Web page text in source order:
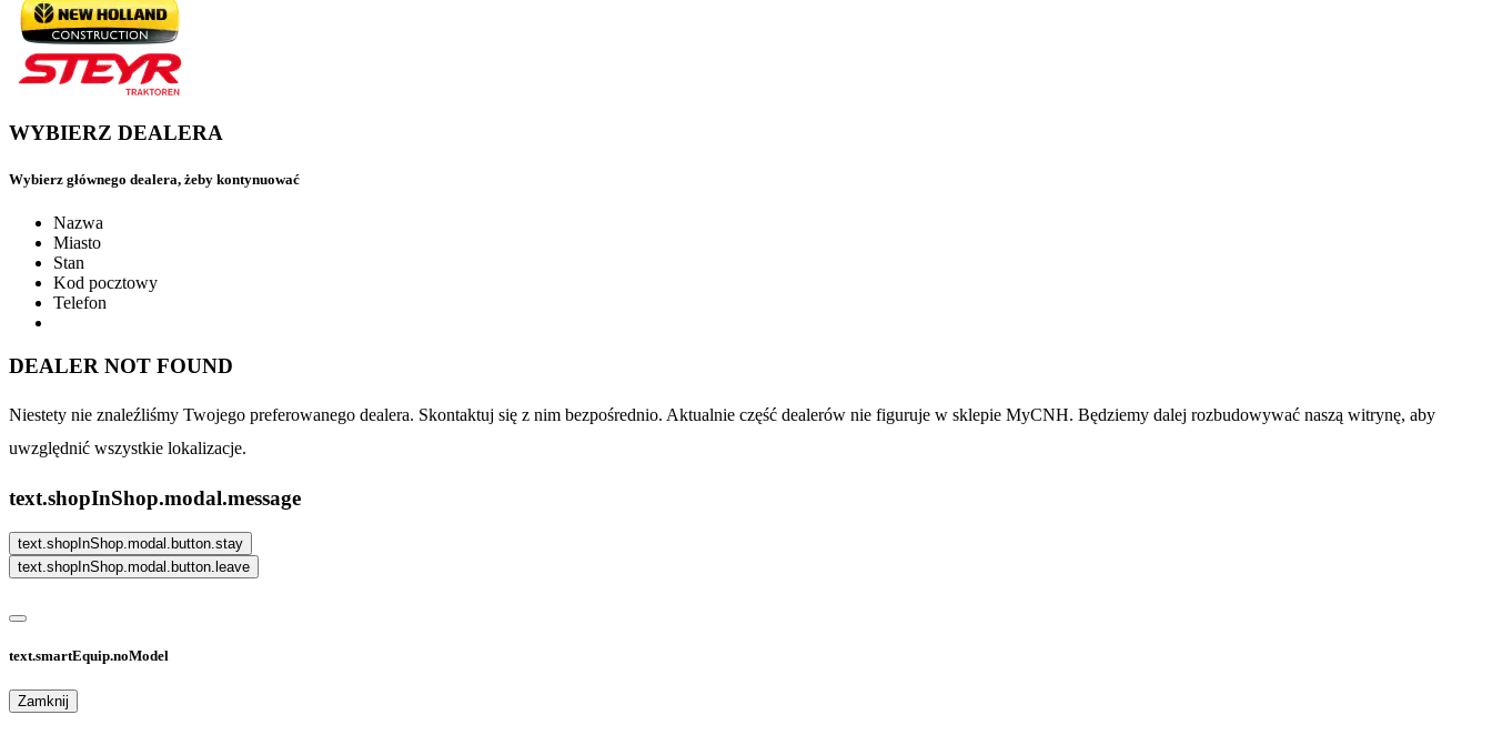
WYBIERZ DEALERA
Wybierz głównego dealera, żeby kontynuować
Nazwa
Miasto
Stan
Kod pocztowy
Telefon
DEALER NOT FOUND
Niestety nie znaleźliśmy Twojego preferowanego dealera. Skontaktuj się z nim bezpośrednio. Aktualnie część dealerów nie figuruje w sklepie MyCNH. Będziemy dalej rozbudowywać naszą witrynę, aby
uwzględnić wszystkie lokalizacje.
text.shopInShop.modal.message
text.shopInShop.modal.button.stay
text.shopInShop.modal.button.leave
text.smartEquip.noModel
Zamknij